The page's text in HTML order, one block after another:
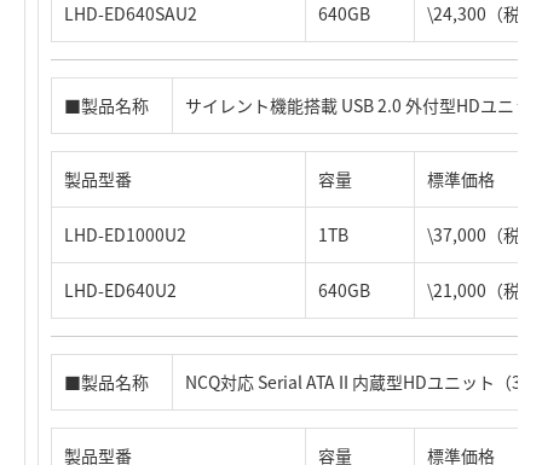
LHD-ED640SAU2 640GB \24,300（税別
■製品名称 サイレント機能搭載 USB 2.0 外付型HDユニッ
製品型番 容量 標準価格
LHD-ED1000U2 1TB \37,000（税別
LHD-ED640U2 640GB \21,000（税別
■製品名称 NCQ対応 Serial ATA II 内蔵型HDユニット（3.5
製品型番 容量 標準価格